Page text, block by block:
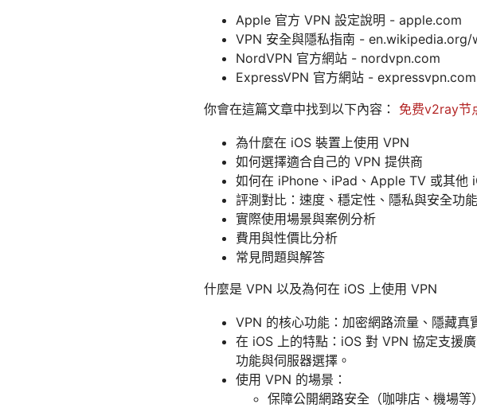
Apple 官方 VPN 設定說明 - apple.com
VPN 安全與隱私指南 -
NordVPN 官方網站 - nordvpn.com
ExpressVPN 官方網站 - expressvpn.com
你會在這篇文章中找到以下內容： 免费v2ray节
為什麼在 iOS 裝置上使用 VPN
如何選擇適合自己的 VPN 提供商
如何在 iPhone、iPad、Apple TV 或其他
評測對比：速度、穩定性、隱私與安全功
實際使用場景與案例分析
費用與性價比分析
常見問題與解答
什麼是 VPN 以及為何在 iOS 上使用 VPN
VPN 的核心功能：加密網路流量、隱藏真
在 iOS 上的特點：iOS 對 VPN 協定支援
功能與伺服器選擇。
使用 VPN 的場景：
保障公開網路安全（咖啡店、機場等）